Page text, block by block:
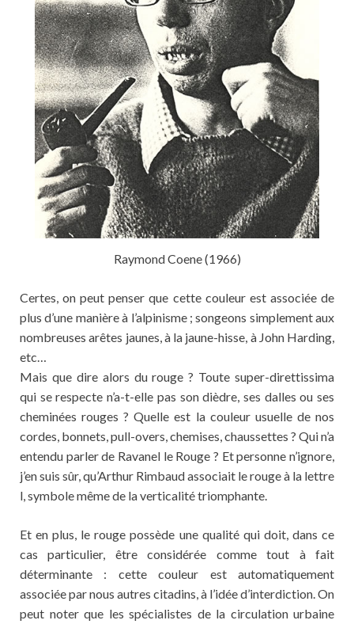
Raymond Coene (1966)
Certes, on peut penser que cette couleur est associée de
plus d’une manière à l’alpinisme ; songeons simplement aux
nombreuses arêtes jaunes, à la jaune-hisse, à John Harding,
etc…
Mais que dire alors du rouge ? Toute super-direttissima
qui se respecte n’a-t-elle pas son dièdre, ses dalles ou ses
cheminées rouges ? Quelle est la couleur usuelle de nos
cordes, bonnets, pull-overs, chemises, chaussettes ? Qui n’a
entendu parler de Ravanel le Rouge ? Et personne n’ignore,
j’en suis sûr, qu’Arthur Rimbaud associait le rouge à la lettre
l, symbole même de la verticalité triomphante.
Et en plus, le rouge possède une qualité qui doit, dans ce
cas particulier, être considérée comme tout à fait
déterminante : cette couleur est automatiquement
associée par nous autres citadins, à l’idée d’interdiction. On
peut noter que les spécialistes de la circulation urbaine